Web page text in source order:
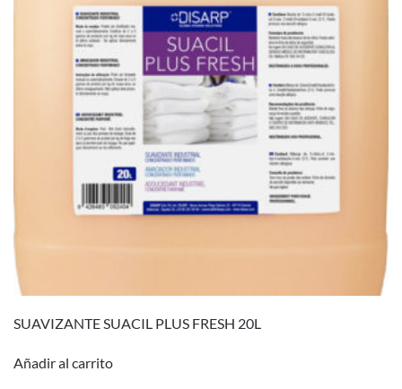
SUAVIZANTE SUACIL PLUS FRESH 20L
Añadir al carrito